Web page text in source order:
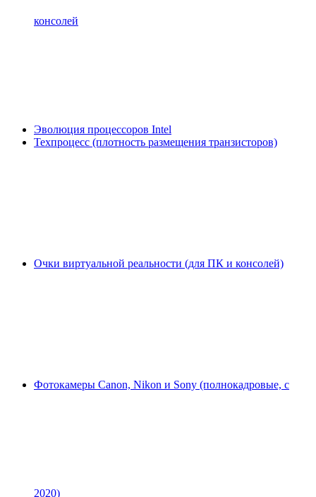
консолей
Эволюция процессоров Intel
Техпроцесс (плотность размещения транзисторов)
Очки виртуальной реальности (для ПК и консолей)
Фотокамеры Canon, Nikon и Sony (полнокадровые, с
2020)